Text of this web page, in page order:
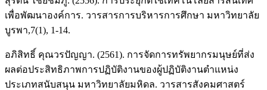
เพื่อพัฒนาองค์การ. วารสารการบริหารการศึกษา มหาวิทยาลัย
บูรพา,7(1), 1-14.
อภิสิทธิ์ คุณวรปัญญา. (2561). การจัดการทรัพยากรมนุษย์ที่ส่ง
ผลต่อประสิทธิภาพการปฏิบัติงานของผู้ปฏิบัติงานตำแหน่ง
ประเภทสนับสนุน มหาวิทยาลัยมหิดล. วารสารสังคมศาสตร์